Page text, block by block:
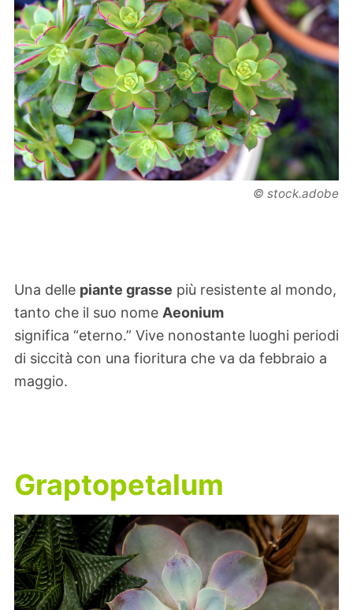
© stock.adobe
Una delle piante grasse più resistente al mondo,
tanto che il suo nome Aeonium
significa “eterno.” Vive nonostante luoghi periodi
di siccità con una fioritura che va da febbraio a
maggio.
Graptopetalum